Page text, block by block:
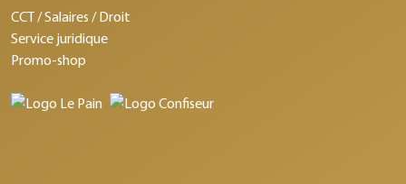
CCT / Salaires / Droit
Service juridique
Promo-shop